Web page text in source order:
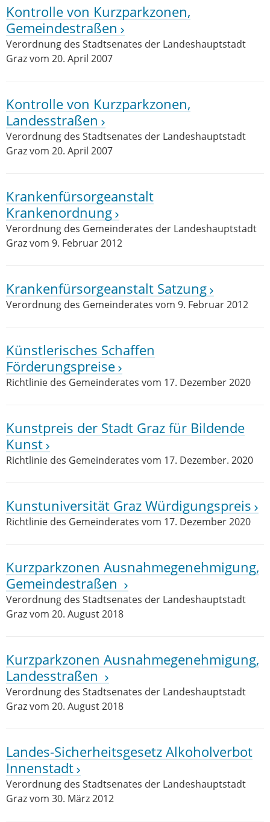
Kontrolle von Kurzparkzonen,
Gemeindestraßen
Verordnung des Stadtsenates der Landeshauptstadt
Graz vom 20. April 2007
Kontrolle von Kurzparkzonen,
Landesstraßen
Verordnung des Stadtsenates der Landeshauptstadt
Graz vom 20. April 2007
Krankenfürsorgeanstalt
Krankenordnung
Verordnung des Gemeinderates der Landeshauptstadt
Graz vom 9. Februar 2012
Krankenfürsorgeanstalt Satzung
Verordnung des Gemeinderates vom 9. Februar 2012
Künstlerisches Schaffen
Förderungspreise
Richtlinie des Gemeinderates vom 17. Dezember 2020
Kunstpreis der Stadt Graz für Bildende
Kunst
Richtlinie des Gemeinderates vom 17. Dezember. 2020
Kunstuniversität Graz Würdigungspreis
Richtlinie des Gemeinderates vom 17. Dezember 2020
Kurzparkzonen Ausnahmegenehmigung,
Gemeindestraßen
Verordnung des Stadtsenates der Landeshauptstadt
Graz vom 20. August 2018
Kurzparkzonen Ausnahmegenehmigung,
Landesstraßen
Verordnung des Stadtsenates der Landeshauptstadt
Graz vom 20. August 2018
Landes-Sicherheitsgesetz Alkoholverbot
Innenstadt
Verordnung des Stadtsenates der Landeshauptstadt
Graz vom 30. März 2012